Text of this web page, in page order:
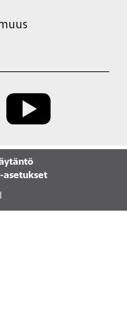
asetukset